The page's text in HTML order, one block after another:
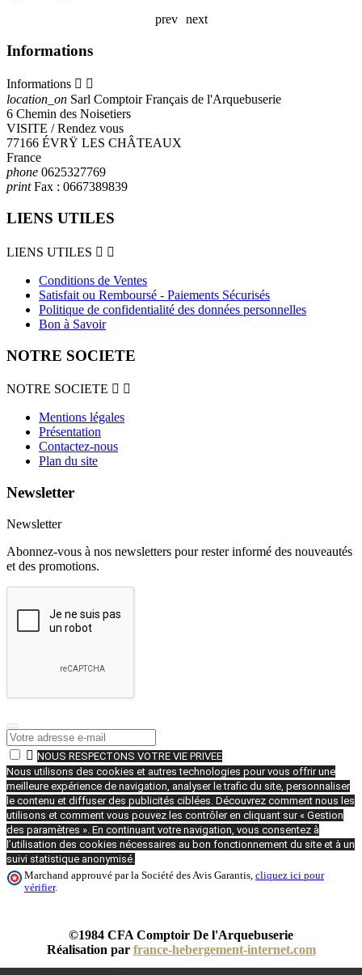
prev
next
Informations
Informations  
location_on Sarl Comptoir Français de l'Arquebuserie
6 Chemin des Noisetiers
VISITE / Rendez vous
77166 ÉVRŸ LES CHÂTEAUX
France
phone 0625327769
printFax : 0667389839
LIENS UTILES
LIENS UTILES  
Conditions de Ventes
Satisfait ou Remboursé - Paiements Sécurisés
Politique de confidentialité des données personnelles
Bon à Savoir
NOTRE SOCIETE
NOTRE SOCIETE  
Mentions légales
Présentation
Contactez-nous
Plan du site
Newsletter
Newsletter
Abonnez-vous à nos newsletters pour rester informé des nouveautés
et des promotions.
 NOUS RESPECTONS VOTRE VIE PRIVEE
Nous utilisons des cookies et autres technologies pour vous offrir une
meilleure expérience de navigation, analyser le trafic du site, personnaliser
le contenu et diffuser des publicités ciblées. Découvrez comment nous les
utilisons et comment vous pouvez les contrôler en cliquant sur « Gestion
des paramètres ». En continuant votre navigation, vous consentez à
l’utilisation des cookies nécessaires au bon fonctionnement du site et à un
suivi statistique anonymisé.
Marchand approuvé par la Société des Avis Garantis, cliquez ici pour
vérifier.
©1984 CFA Comptoir De l'Arquebuserie
Réalisation par france-hebergement-internet.com